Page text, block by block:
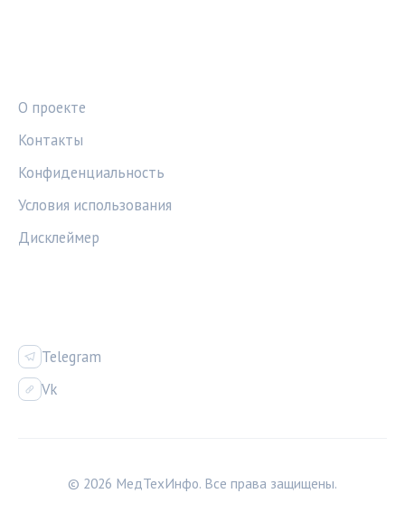
О проекте
Контакты
Конфиденциальность
Условия использования
Дисклеймер
Telegram
Vk
© 2026 МедТехИнфо. Все права защищены.